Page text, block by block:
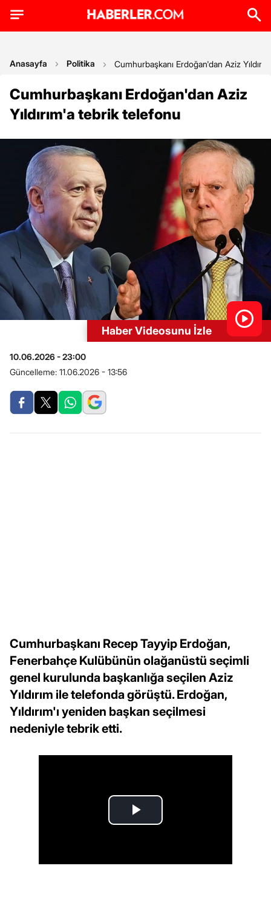
Anasayfa Politika Cumhurbaşkanı Erdoğan'dan Aziz
Cumhurbaşkanı Erdoğan'dan Aziz
Yıldırım'a tebrik telefonu
Haber Videosunu İzle
10.06.2026 - 23:00
Güncelleme: 11.06.2026 - 13:56
Cumhurbaşkanı Recep Tayyip Erdoğan,
Fenerbahçe Kulübünün olağanüstü seçimli
genel kurulunda başkanlığa seçilen Aziz
Yıldırım ile telefonda görüştü. Erdoğan,
Yıldırım'ı yeniden başkan seçilmesi
nedeniyle tebrik etti.